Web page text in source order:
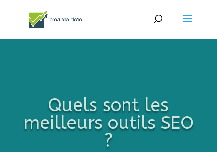
Quels sont les
meilleurs outils SEO
?